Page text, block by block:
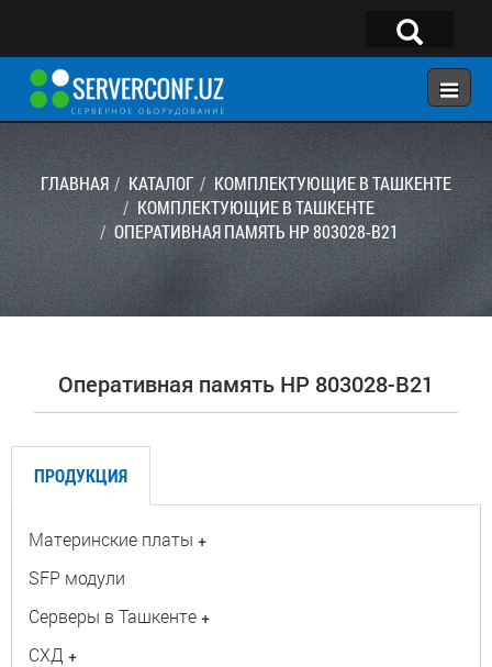
×
ГЛАВНАЯ
КОНФИГУРАТОР
КАТАЛОГ
Telegram:@serverconf_uz
Тел: (90) 932-18-00
ГЛАВНАЯ КАТАЛОГ
КОМПЛЕКТУЮЩИЕ В ТАШКЕНТЕ
КОМПЛЕКТУЮЩИЕ В ТАШКЕНТЕ
ОПЕРАТИВНАЯ ПАМЯТЬ HP 803028-B21
Оперативная память HP 803028-B21
ПРОДУКЦИЯ
Материнские платы +
SFP модули
Серверы в Ташкенте +
СХД +